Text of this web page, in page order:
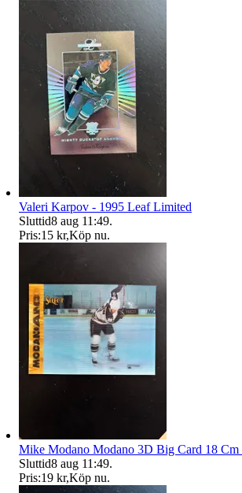
Valeri Karpov - 1995 Leaf Limited
Sluttid8 aug 11:49.
Pris:15 kr,Köp nu.
Mike Modano Modano 3D Big Card 18
Sluttid8 aug 11:49.
Pris:19 kr,Köp nu.